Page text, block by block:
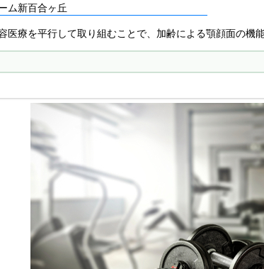
ム新百合ヶ丘
医療を平行して取り組むことで、加齢による顎顔面の機